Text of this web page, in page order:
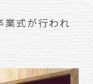
業式が行われ